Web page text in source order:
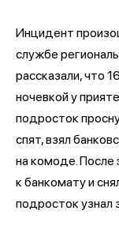
Инцидент
службе
рассказали, что
ночевкой у
подросток
спят, взял
на комоде. После
к банкомату и
подросток узнал